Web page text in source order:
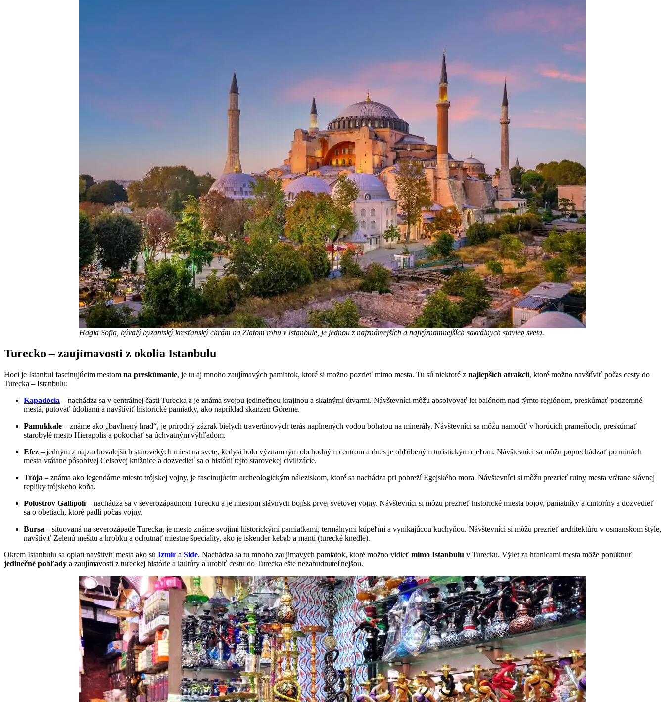
Hagia Sofia, bývalý byzantský kresťanský chrám na Zlatom rohu v Istanbule, je jednou z najznámejších a najvýznamnejších sakrálnych stavieb sveta.
Turecko – zaujímavosti z okolia Istanbulu
Hoci je Istanbul fascinujúcim mestom na preskúmanie, je tu aj mnoho zaujímavých pamiatok, ktoré si možno pozrieť mimo mesta. Tu sú niektoré z najlepších atrakcií, ktoré možno navštíviť počas cesty do
Turecka – Istanbulu:
Kapadócia – nachádza sa v centrálnej časti Turecka a je známa svojou jedinečnou krajinou a skalnými útvarmi. Návštevníci môžu absolvovať let balónom nad týmto regiónom, preskúmať podzemné
mestá, putovať údoliami a navštíviť historické pamiatky, ako napríklad skanzen Göreme.
Pamukkale – známe ako „bavlnený hrad“, je prírodný zázrak bielych travertínových terás naplnených vodou bohatou na minerály. Návštevníci sa môžu namočiť v horúcich prameňoch, preskúmať
starobylé mesto Hierapolis a pokochať sa úchvatným výhľadom.
Efez – jedným z najzachovalejších starovekých miest na svete, kedysi bolo významným obchodným centrom a dnes je obľúbeným turistickým cieľom. Návštevníci sa môžu poprechádzať po ruinách
mesta vrátane pôsobivej Celsovej knižnice a dozvedieť sa o histórii tejto starovekej civilizácie.
Trója – známa ako legendárne miesto trójskej vojny, je fascinujúcim archeologickým náleziskom, ktoré sa nachádza pri pobreží Egejského mora. Návštevníci si môžu prezrieť ruiny mesta vrátane slávnej
repliky trójskeho koňa.
Polostrov Gallipoli – nachádza sa v severozápadnom Turecku a je miestom slávnych bojísk prvej svetovej vojny. Návštevníci si môžu prezrieť historické miesta bojov, pamätníky a cintoríny a dozvedieť
sa o obetiach, ktoré padli počas vojny.
Bursa – situovaná na severozápade Turecka, je mesto známe svojimi historickými pamiatkami, termálnymi kúpeľmi a vynikajúcou kuchyňou. Návštevníci si môžu prezrieť architektúru v osmanskom štýle,
navštíviť Zelenú mešitu a hrobku a ochutnať miestne špeciality, ako je iskender kebab a manti (turecké knedle).
Okrem Istanbulu sa oplatí navštíviť mestá ako sú Izmir a Side. Nachádza sa tu mnoho zaujímavých pamiatok, ktoré možno vidieť mimo Istanbulu v Turecku. Výlet za hranicami mesta môže ponúknuť
jedinečné pohľady a zaujímavosti z tureckej histórie a kultúry a urobiť cestu do Turecka ešte nezabudnuteľnejšou.